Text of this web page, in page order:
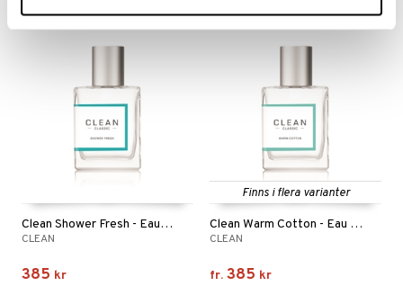
Clean Shower Fresh - Eau de Parfum
CLEAN
385 kr
Finns i flera varianter
Clean Warm Cotton - Eau de Parfum
CLEAN
fr. 385 kr